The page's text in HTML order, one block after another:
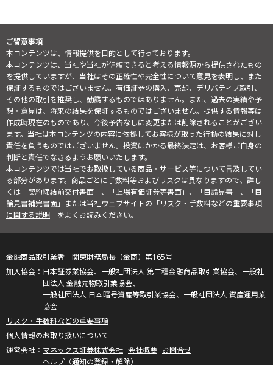
ご留意事項
本コンテンツは、情報提供を目的として行っております。
本コンテンツは、当社や当社が信頼できると考える情報源から提供されたもの
を提供していますが、当社はその正確性や完全性について意見を表明し、また
保証するものではございません。有価証券の購入、売却、デリバティブ取引、
その他の取引を推奨し、勧誘するものではありません。また、過去の実績や予
想・意見は、将来の結果を保証するものではございません。提供する情報等は
作成時現在のものであり、今後予告なしに変更または削除されることがござい
ます。当社は本コンテンツの内容に依拠してお客様が取った行動の結果に対し
責任を負うものではございません。投資にかかる最終決定は、お客様ご自身の
判断と責任でなさるようお願いいたします。
本コンテンツでは当社でお取扱している商品・サービス等について言及してい
る部分があります。商品ごとに手数料等およびリスクは異なりますので、詳し
くは「契約締結前交付書面」、「上場有価証券等書面」、「目論見書」、「目
論見書補完書面」または当社ウェブサイトの「リスク・手数料などの重要事項
に関する説明」をよくお読みください。
金融商品取引業者 関東財務局長（金商）第165号
日本証券業協会、一般社団法人 第二種金融商品取引業協会、一般社
団法人 金融先物取引業協会、
一般社団法人 日本暗号資産等取引業協会、一般社団法人 資産運用業
協会
リスク・手数料などの重要事項
個人情報のお取り扱いについて
マネックス証券株式会社 会社概要 お問合せ
ヘルプ（通知の登録・解除）